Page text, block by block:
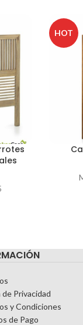
HOT
de Privacidad
y Condiciones
de Pago